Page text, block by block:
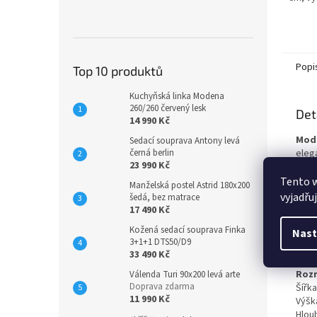
Tento
Top 10 produktů
Kuchyňská linka Modena
260/260 červený lesk
14 990 Kč
Sedací souprava Antony levá
černá berlin
23 990 Kč
Manželská postel Astrid 180x200
šedá, bez matrace
17 490 Kč
Kožená sedací souprava Finka
3+1+1 DTS50/D9
33 490 Kč
Válenda Turi 90x200 levá arte
Doprava zdarma
11 990 Kč
má